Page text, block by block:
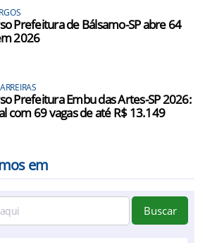
Prefeitura de Bálsamo-SP abre 64
2026
Prefeitura Embu das Artes-SP 2026:
com 69 vagas de até R$ 13.149
em
Buscar